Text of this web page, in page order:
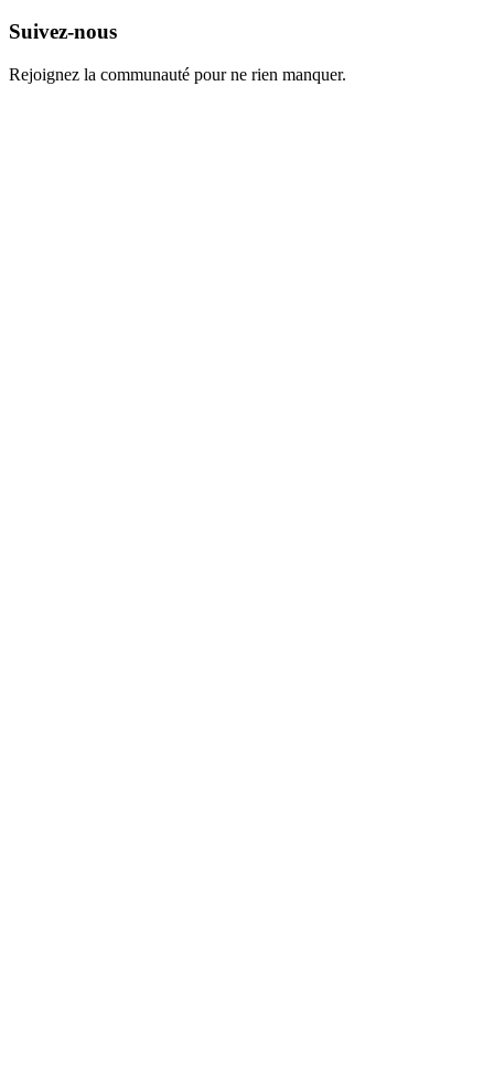
Suivez-nous
Rejoignez la communauté pour ne rien manquer.